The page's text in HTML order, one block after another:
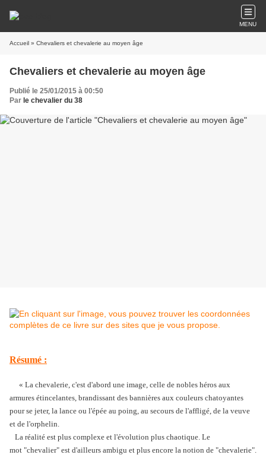
MENU
Accueil » Chevaliers et chevalerie au moyen âge
Chevaliers et chevalerie au moyen âge
Publié le 25/01/2015 à 00:50
Par le chevalier du 38
Résumé :
« La chevalerie, c'est d'abord une image, celle de nobles héros aux
armures étincelantes, brandissant des bannières aux couleurs chatoyantes
pour se jeter, la lance ou l'épée au poing, au secours de l'affligé, de la veuve
et de l'orphelin.
La réalité est plus complexe et l'évolution plus chaotique. Le
mot "chevalier" est d'ailleurs ambigu et plus encore la notion de "chevalerie".